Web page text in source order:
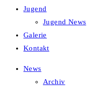
Jugend
Jugend News
Galerie
Kontakt
News
Archiv